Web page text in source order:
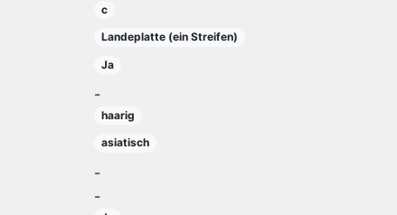
c
Landeplatte (ein Streifen)
Ja
-
haarig
asiatisch
-
-